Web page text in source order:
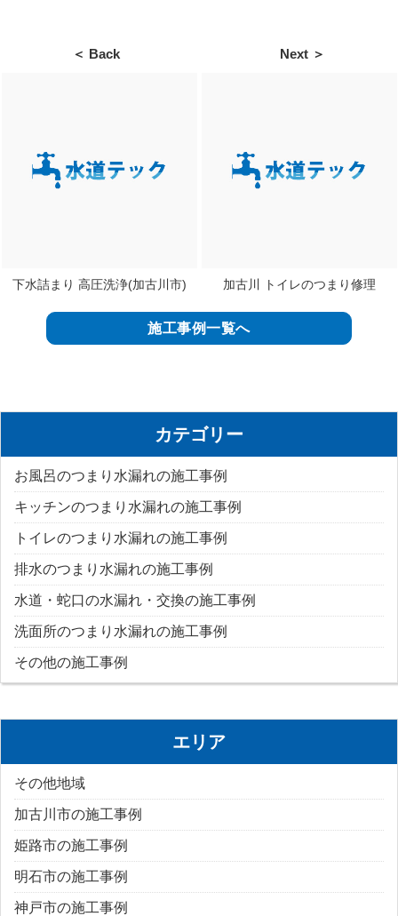
＜ Back
下水詰まり 高圧洗浄(加古川市)
Next ＞
加古川 トイレのつまり修理
施工事例一覧へ
カテゴリー
お風呂のつまり水漏れの施工事例
キッチンのつまり水漏れの施工事例
トイレのつまり水漏れの施工事例
排水のつまり水漏れの施工事例
水道・蛇口の水漏れ・交換の施工事例
洗面所のつまり水漏れの施工事例
その他の施工事例
エリア
その他地域
加古川市の施工事例
姫路市の施工事例
明石市の施工事例
神戸市の施工事例